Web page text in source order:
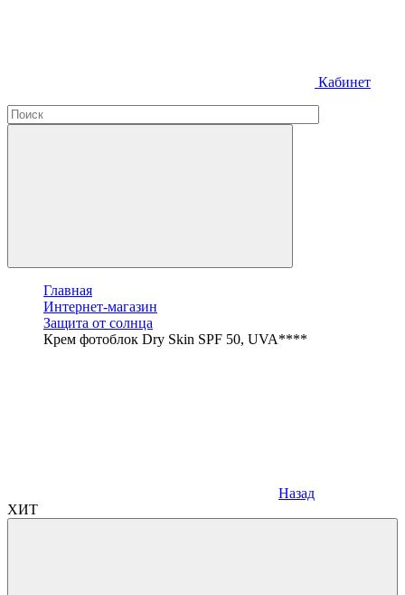
Кабинет
Главная
Интернет-магазин
Защита от солнца
Крем фотоблок Dry Skin SPF 50, UVA****
Назад
ХИТ